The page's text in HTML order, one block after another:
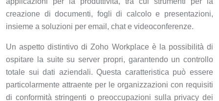
creazione di documenti, fogli di calcolo e presentazioni,
insieme a soluzioni per email, chat e videoconferenze.
Un aspetto distintivo di Zoho Workplace è la possibilità di
ospitare la suite su server propri, garantendo un controllo
totale sui dati aziendali. Questa caratteristica può essere
particolarmente attraente per le organizzazioni con requisiti
di conformità stringenti o preoccupazioni sulla privacy dei